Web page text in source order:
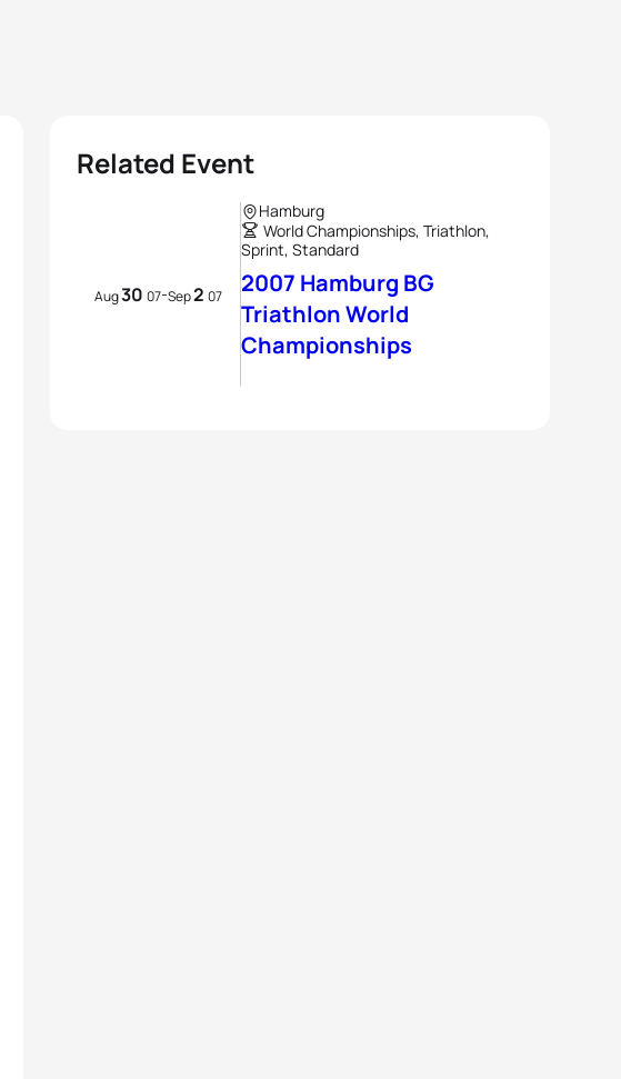
Related Event
Aug30 07-Sep2 07
Hamburg
World Championships, Triathlon,
Sprint, Standard
2007 Hamburg BG
Triathlon World
Championships